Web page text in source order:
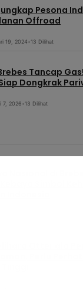
Pesona
Offroad
19, 2024•13 Dilihat
Tancap
Dongkrak
7, 2026•13 Dilihat
Nasional di